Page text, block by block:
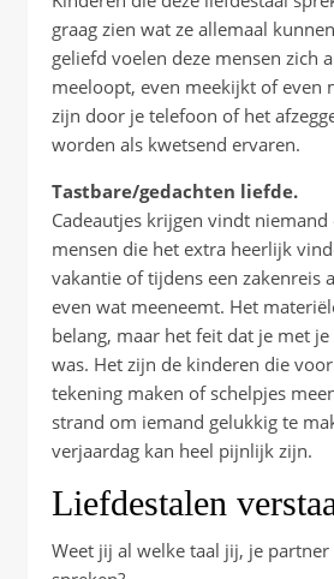
graag zien wat ze allemaal
geliefd voelen deze mensen zich
meeloopt, even meekijkt of even
zijn door je telefoon of het
worden als kwetsend ervaren.
Tastbare/gedachten liefde.
Cadeautjes krijgen vindt niemand
mensen die het extra heerlijk
vakantie of tijdens een zakenreis
even wat meeneemt. Het
belang, maar het feit dat je met
was. Het zijn de kinderen die
tekening maken of schelpjes
strand om iemand gelukkig te
verjaardag kan heel pijnlijk zijn.
Liefdestalen
Weet jij al welke taal jij, je